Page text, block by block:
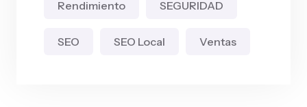
Rendimiento SEGURIDAD
SEO SEO Local Ventas